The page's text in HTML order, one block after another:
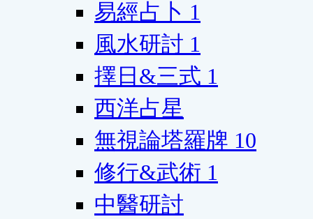
易經占卜 1
風水研討 1
擇日&三式 1
西洋占星
無視論塔羅牌 10
修行&武術 1
中醫研討